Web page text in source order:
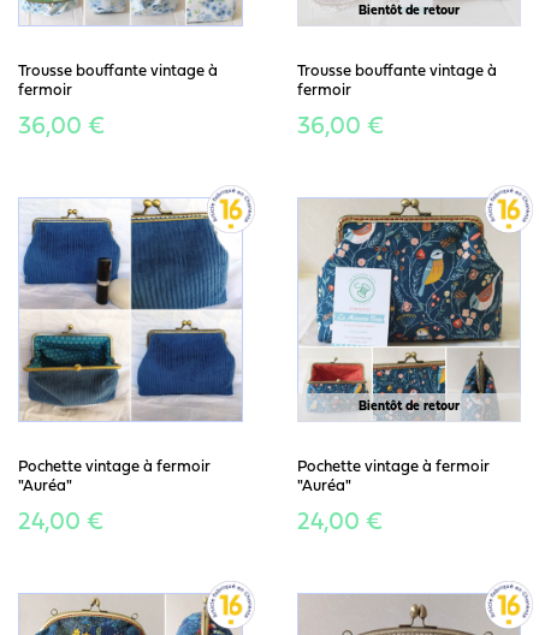
Trousse bouffante vintage à
fermoir
36,00 €
Bientôt de retour
Trousse bouffante vintage à
fermoir
36,00 €
Pochette vintage à fermoir
"Auréa"
24,00 €
Bientôt de retour
Pochette vintage à fermoir
"Auréa"
24,00 €